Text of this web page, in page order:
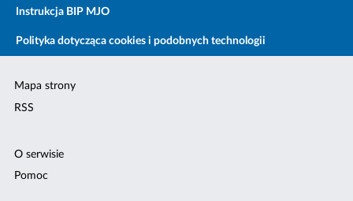
Instrukcja BIP MJO
Polityka dotycząca cookies i podobnych technologii
Mapa strony
RSS
O serwisie
Pomoc